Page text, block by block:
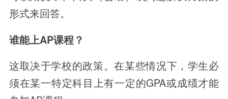
形式来回答。
谁能上AP课程？
这取决于学校的政策。在某些情况下，学生必
须在某一特定科目上有一定的GPA或成绩才能